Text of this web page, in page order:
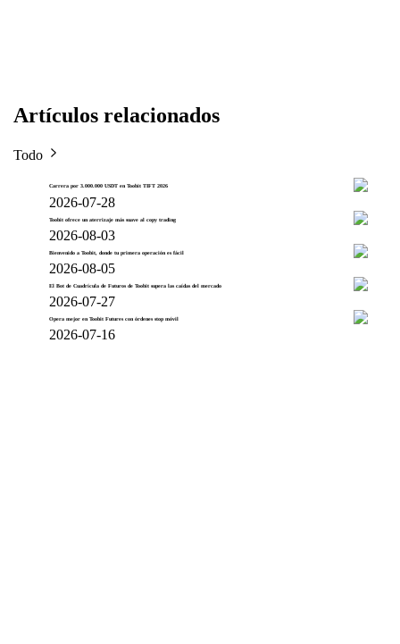
Artículos relacionados
Todo
Carrera por 3.000.000 USDT en Toobit TIFT 2026
2026-07-28
Toobit ofrece un aterrizaje más suave al copy trading
2026-08-03
Bienvenido a Toobit, donde tu primera operación es fácil
2026-08-05
El Bot de Cuadrícula de Futuros de Toobit supera las caídas del mercado
2026-07-27
Opera mejor en Toobit Futures con órdenes stop móvil
2026-07-16